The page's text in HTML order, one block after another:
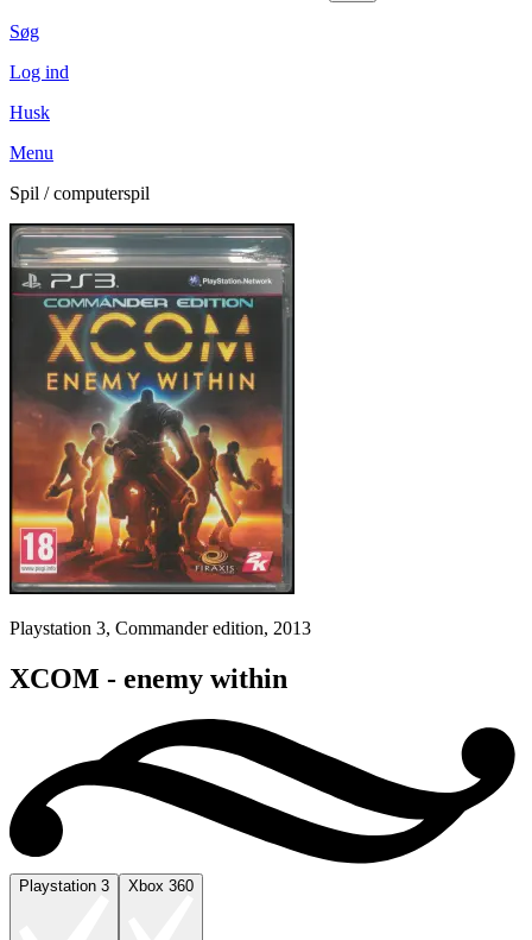
Søg
Log ind
Husk
Menu
Spil / computerspil
Playstation 3, Commander edition, 2013
XCOM - enemy within
Playstation 3 Xbox 360